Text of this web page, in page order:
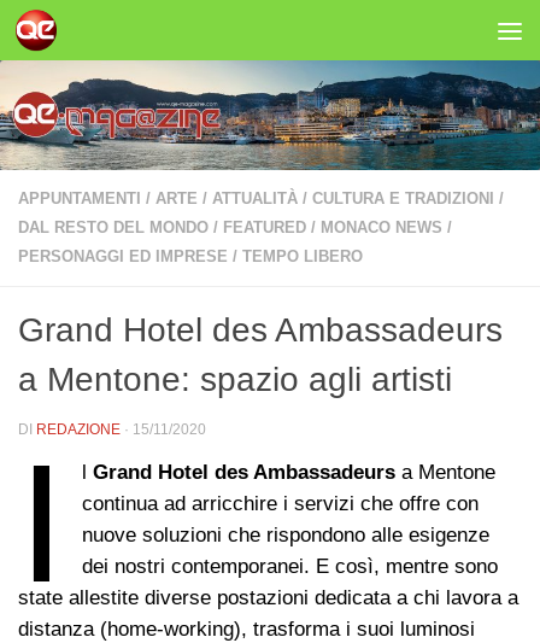
Salta al contenuto
APPUNTAMENTI / ARTE / ATTUALITÀ / CULTURA E TRADIZIONI
/
DAL RESTO DEL MONDO / FEATURED / MONACO NEWS /
PERSONAGGI ED IMPRESE / TEMPO LIBERO
Grand Hotel des Ambassadeurs
a Mentone: spazio agli artisti
DI REDAZIONE · 15/11/2020
I lGrand Hotel des Ambassadeursa Mentone
continua ad arricchire i servizi che offre con
nuove soluzioni che rispondono alle esigenze
dei nostri contemporanei. E così, mentre sono
state allestite diverse postazioni dedicata a chi lavora a
distanza (home-working), trasforma i suoi luminosi